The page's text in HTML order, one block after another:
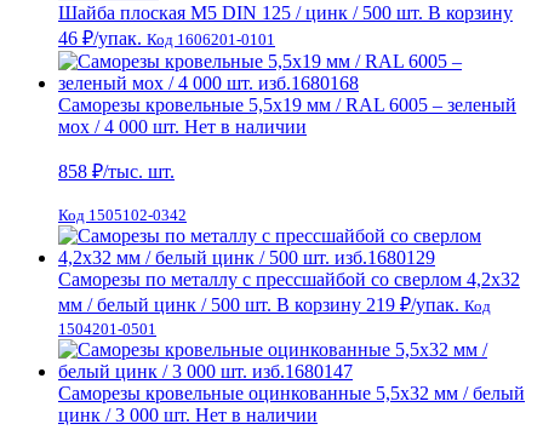
Шайба плоская М5 DIN 125 / цинк / 500 шт. В корзину
46 ₽/упак. Код 1606201-0101
Саморезы кровельные 5,5х19 мм / RAL 6005 – зеленый
мох / 4 000 шт. Нет в наличии
858 ₽/тыс. шт.
Код 1505102-0342
Саморезы по металлу с прессшайбой со сверлом 4,2х32
мм / белый цинк / 500 шт. В корзину 219 ₽/упак. Код
1504201-0501
Саморезы кровельные оцинкованные 5,5х32 мм / белый
цинк / 3 000 шт. Нет в наличии